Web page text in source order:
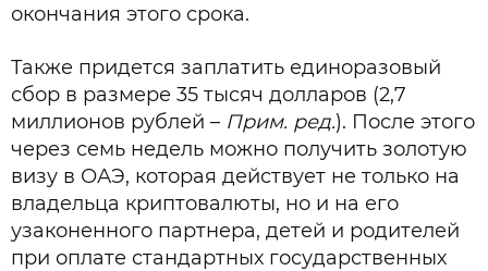
окончания этого срока.
Также придется заплатить единоразовый
сбор в размере 35 тысяч долларов (2,7
миллионов рублей – Прим. ред.). После этого
через семь недель можно получить золотую
визу в ОАЭ, которая действует не только на
владельца криптовалюты, но и на его
узаконенного партнера, детей и родителей
при оплате стандартных государственных